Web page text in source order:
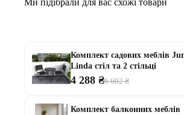
Ми підібрали для вас схожі товари
Комплект садових меблів
Linda стіл та 2 стільці
4 288 ₴6 602 ₴
Комплект балконних меблів